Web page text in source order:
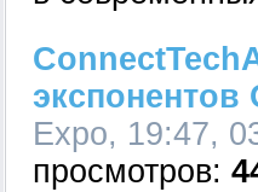
Expo, 19:47,